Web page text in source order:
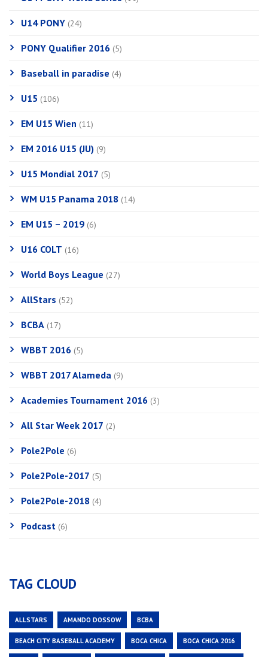
U14 PONY (24)
PONY Qualifier 2016 (5)
Baseball in paradise (4)
U15 (106)
EM U15 Wien (11)
EM 2016 U15 (JU) (9)
U15 Mondial 2017 (5)
WM U15 Panama 2018 (14)
EM U15 – 2019 (6)
U16 COLT (16)
World Boys League (27)
AllStars (52)
BCBA (17)
WBBT 2016 (5)
WBBT 2017 Alameda (9)
Academies Tournament 2016 (3)
All Star Week 2017 (2)
Pole2Pole (6)
Pole2Pole-2017 (5)
Pole2Pole-2018 (4)
Podcast (6)
TAG CLOUD
ALLSTARS AMANDO DOSSOW BCBA
BEACH CITY BASEBALL ACADEMY BOCA CHICA BOCA CHICA 2016